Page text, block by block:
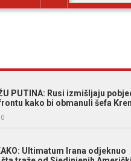
PUTINA: Rusi izmišljaju
kako bi obmanuli šefa
0
Ultimatum Irana odjeknuo